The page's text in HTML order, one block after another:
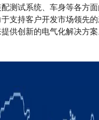
测试系统、车身等各方
支持客户开发市场领先
供创新的电气化解决方案